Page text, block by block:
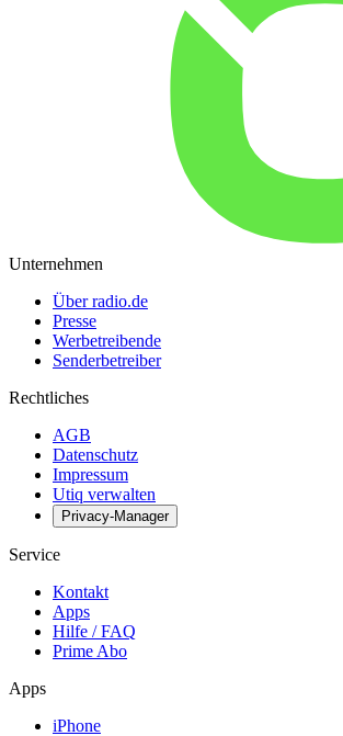
Unternehmen
Über radio.de
Presse
Werbetreibende
Senderbetreiber
Rechtliches
AGB
Datenschutz
Impressum
Utiq verwalten
Privacy-Manager
Service
Kontakt
Apps
Hilfe / FAQ
Prime Abo
Apps
iPhone